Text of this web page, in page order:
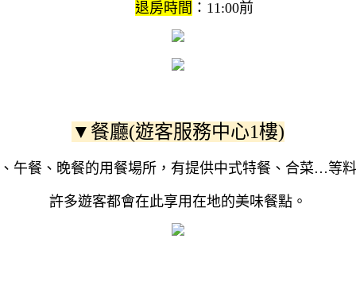
退房時間 ：11:00前
▼餐廳(遊客服務中心1樓)
午餐、晚餐的用餐場所，有提供中式特餐、合菜…等
許多遊客都會在此享用在地的美味餐點。